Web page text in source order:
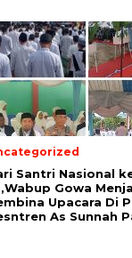
Santri Nasional
Gowa
Upacara Di
As Sunnah